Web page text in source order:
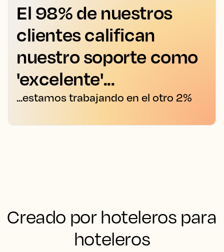
El 98% de nuestros
clientes califican
nuestro soporte como
'excelente'...
...estamos trabajando en el otro 2%
Creado por hoteleros para
hoteleros